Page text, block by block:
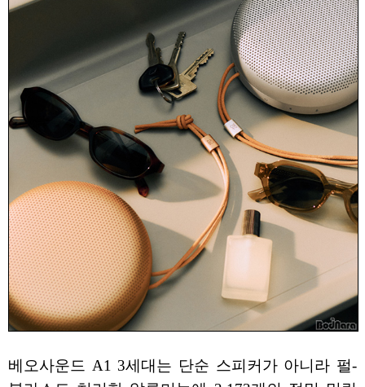
베오사운드 A1 3세대는 단순 스피커가 아니라 펄-